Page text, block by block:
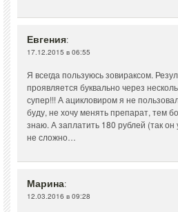
Евгения:
17.12.2015 в 06:55
Я всегда пользуюсь зовираксом.
проявляется буквально через
супер!!! А ацикловиром я не
буду, не хочу менять препарат, тем
знаю. А заплатить 180 рублей (так он
не сложно…
Марина:
12.03.2016 в 09:28